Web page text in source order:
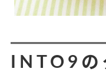
INTO9の